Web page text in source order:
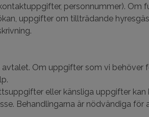
personnummer).
uppgifter om tillträdande
avtalet. Om uppgifter som vi behöver
eller känsliga uppgifter
Behandlingarna är nödvändiga